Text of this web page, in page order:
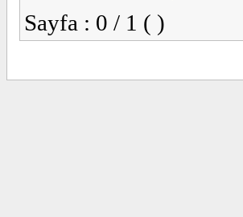
Sayfa : 0 / 1 ( )